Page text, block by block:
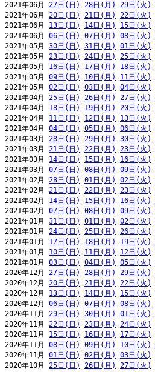
2021年06月 27日(日) 28日(月) 29日(火)
2021年06月 20日(日) 21日(月) 22日(火)
2021年06月 13日(日) 14日(月) 15日(火)
2021年06月 06日(日) 07日(月) 08日(火)
2021年05月 30日(日) 31日(月) 01日(火)
2021年05月 23日(日) 24日(月) 25日(火)
2021年05月 16日(日) 17日(月) 18日(火)
2021年05月 09日(日) 10日(月) 11日(火)
2021年05月 02日(日) 03日(月) 04日(火)
2021年04月 25日(日) 26日(月) 27日(火)
2021年04月 18日(日) 19日(月) 20日(火)
2021年04月 11日(日) 12日(月) 13日(火)
2021年04月 04日(日) 05日(月) 06日(火)
2021年03月 28日(日) 29日(月) 30日(火)
2021年03月 21日(日) 22日(月) 23日(火)
2021年03月 14日(日) 15日(月) 16日(火)
2021年03月 07日(日) 08日(月) 09日(火)
2021年02月 28日(日) 01日(月) 02日(火)
2021年02月 21日(日) 22日(月) 23日(火)
2021年02月 14日(日) 15日(月) 16日(火)
2021年02月 07日(日) 08日(月) 09日(火)
2021年01月 31日(日) 01日(月) 02日(火)
2021年01月 24日(日) 25日(月) 26日(火)
2021年01月 17日(日) 18日(月) 19日(火)
2021年01月 10日(日) 11日(月) 12日(火)
2021年01月 03日(日) 04日(月) 05日(火)
2020年12月 27日(日) 28日(月) 29日(火)
2020年12月 20日(日) 21日(月) 22日(火)
2020年12月 13日(日) 14日(月) 15日(火)
2020年12月 06日(日) 07日(月) 08日(火)
2020年11月 29日(日) 30日(月) 01日(火)
2020年11月 22日(日) 23日(月) 24日(火)
2020年11月 15日(日) 16日(月) 17日(火)
2020年11月 08日(日) 09日(月) 10日(火)
2020年11月 01日(日) 02日(月) 03日(火)
2020年10月 25日(日) 26日(月) 27日(火)